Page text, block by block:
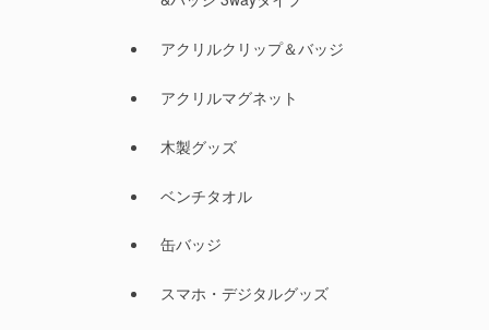
アクリルクリップ＆バッジ
アクリルマグネット
木製グッズ
ベンチタオル
缶バッジ
スマホ・デジタルグッズ